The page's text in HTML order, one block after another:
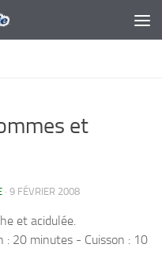
et
· 9 FÉVRIER 2008
et acidulée.
: 20 minutes - Cuisson : 10